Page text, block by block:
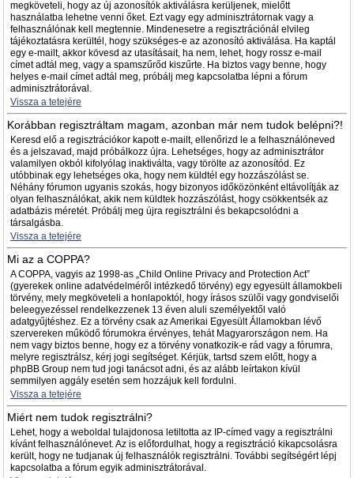
megköveteli, hogy az új azonosítók aktiválásra kerüljenek, mielőtt
használatba lehetne venni őket. Ezt vagy egy adminisztrátornak vagy a
felhasználónak kell megtennie. Mindenesetre a regisztrációnál elvileg
tájékoztatásra kerültél, hogy szükséges-e az azonosító aktiválása. Ha kaptál
egy e-mailt, akkor kövesd az utasításait, ha nem, lehet, hogy rossz e-mail
címet adtál meg, vagy a spamszűrőd kiszűrte. Ha biztos vagy benne, hogy
helyes e-mail címet adtál meg, próbálj meg kapcsolatba lépni a fórum
adminisztrátorával.
Vissza a tetejére
Korábban regisztráltam magam, azonban már nem tudok belépni?!
Keresd elő a regisztrációkor kapott e-mailt, ellenőrizd le a felhasználóneved
és a jelszavad, majd próbálkozz újra. Lehetséges, hogy az adminisztrátor
valamilyen okból kifolyólag inaktiválta, vagy törölte az azonosítód. Ez
utóbbinak egy lehetséges oka, hogy nem küldtél egy hozzászólást se.
Néhány fórumon ugyanis szokás, hogy bizonyos időközönként eltávolítják az
olyan felhasználókat, akik nem küldtek hozzászólást, hogy csökkentsék az
adatbázis méretét. Próbálj meg újra regisztrálni és bekapcsolódni a
társalgásba.
Vissza a tetejére
Mi az a COPPA?
A COPPA, vagyis az 1998-as „Child Online Privacy and Protection Act”
(gyerekek online adatvédelméről intézkedő törvény) egy egyesült államokbeli
törvény, mely megköveteli a honlapoktól, hogy írásos szülői vagy gondviselői
beleegyezéssel rendelkezzenek 13 éven aluli személyektől való
adatgyűjtéshez. Ez a törvény csak az Amerikai Egyesült Államokban lévő
szervereken működő fórumokra érvényes, tehát Magyarországon nem. Ha
nem vagy biztos benne, hogy ez a törvény vonatkozik-e rád vagy a fórumra,
melyre regisztrálsz, kérj jogi segítséget. Kérjük, tartsd szem előtt, hogy a
phpBB Group nem tud jogi tanácsot adni, és az alább leírtakon kívül
semmilyen aggály esetén sem hozzájuk kell fordulni.
Vissza a tetejére
Miért nem tudok regisztrálni?
Lehet, hogy a weboldal tulajdonosa letiltotta az IP-címed vagy a regisztrálni
kívánt felhasználónevet. Az is előfordulhat, hogy a regisztráció kikapcsolásra
került, hogy ne tudjanak új felhasználók regisztrálni. További segítségért lépj
kapcsolatba a fórum egyik adminisztrátorával.